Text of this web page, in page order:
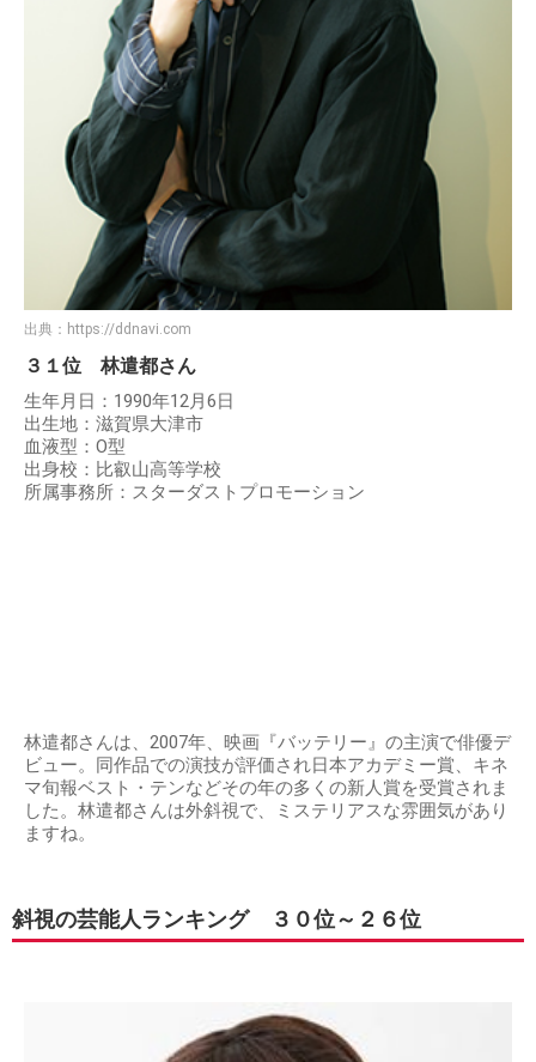
出典： https://ddnavi.com
３１位 林遣都さん
生年月日：1990年12月6日
出生地：滋賀県大津市
血液型：O型
出身校：比叡山高等学校
所属事務所：スターダストプロモーション
林遣都さんは、2007年、映画『バッテリー』の主演で俳優デ
ビュー。同作品での演技が評価され日本アカデミー賞、キネ
マ旬報ベスト・テンなどその年の多くの新人賞を受賞されま
した。林遣都さんは外斜視で、ミステリアスな雰囲気があり
ますね。
斜視の芸能人ランキング ３０位～２６位